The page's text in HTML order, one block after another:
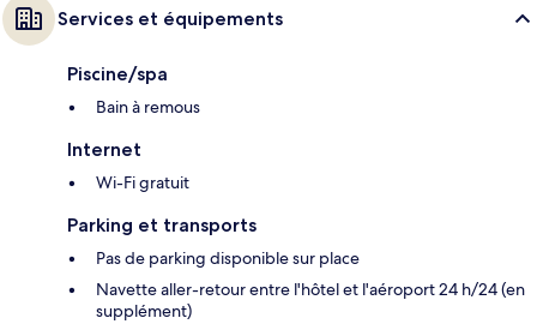
Services et équipements
Piscine/spa
Bain à remous
Internet
Wi-Fi gratuit
Parking et transports
Pas de parking disponible sur place
Navette aller-retour entre l'hôtel et l'aéroport 24 h/24 (en
supplément)